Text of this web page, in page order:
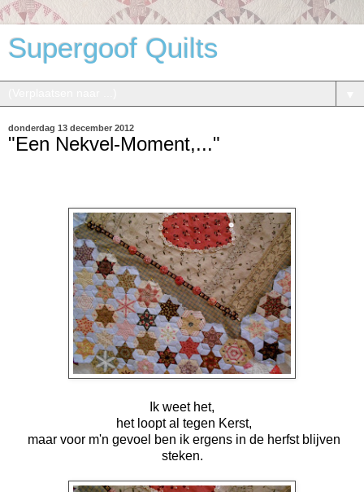
Supergoof Quilts
donderdag 13 december 2012
"Een Nekvel-Moment,..."
Ik weet het,
het loopt al tegen Kerst,
maar voor m'n gevoel ben ik ergens in de herfst blijven
steken.